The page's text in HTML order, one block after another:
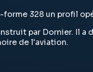
328 un profil
par Dornier. Il
de l'aviation.